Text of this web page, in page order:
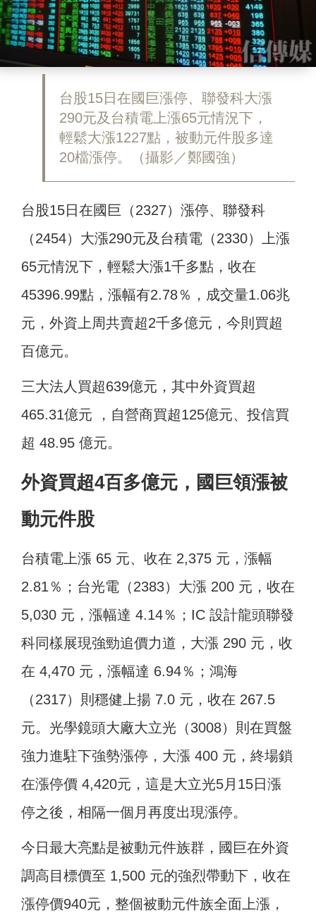
台股15日在國巨漲停、聯發科大漲
290元及台積電上漲65元情況下，
輕鬆大漲1227點，被動元件股多達
20檔漲停。（攝影／鄭國強）
台股15日在國巨（2327）漲停、聯發科
（2454）大漲290元及台積電（2330）上漲
65元情況下，輕鬆大漲1千多點，收在
45396.99點，漲幅有2.78％，成交量1.06兆
元，外資上周共賣超2千多億元，今則買超
百億元。
三大法人買超639億元，其中外資買超
465.31億元 ，自營商買超125億元、投信買
超 48.95 億元。
外資買超4百多億元，國巨領漲被
動元件股
台積電上漲 65 元、收在 2,375 元，漲幅
2.81％；台光電（2383）大漲 200 元，收在
5,030 元，漲幅達 4.14％；IC 設計龍頭聯發
科同樣展現強勁追價力道，大漲 290 元，收
在 4,470 元，漲幅達 6.94％；鴻海
（2317）則穩健上揚 7.0 元，收在 267.5
元。光學鏡頭大廠大立光（3008）則在買盤
強力進駐下強勢漲停，大漲 400 元，終場鎖
在漲停價 4,420元，這是大立光5月15日漲
停之後，相隔一個月再度出現漲停。
今日最大亮點是被動元件族群，國巨在外資
調高目標價至 1,500 元的強烈帶動下，收在
漲停價940元，整個被動元件族全面上漲，